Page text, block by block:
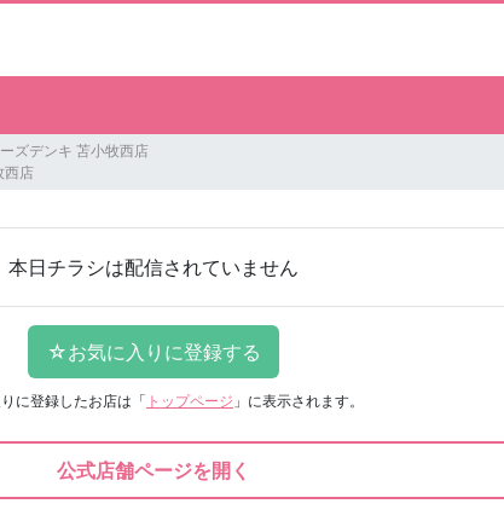
ズデンキ 苫小牧西店
西店
本日チラシは配信されていません
に登録したお店は 「 トップページ 」に表示されます。
公式店舗ページを開く